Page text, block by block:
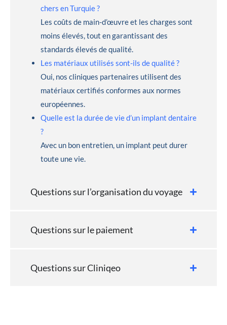
chers en Turquie ?
Les coûts de main-d’œuvre et les charges sont
moins élevés, tout en garantissant des
standards élevés de qualité.
Les matériaux utilisés sont-ils de qualité ?
Oui, nos cliniques partenaires utilisent des
matériaux certifiés conformes aux normes
européennes.
Quelle est la durée de vie d’un implant dentaire
?
Avec un bon entretien, un implant peut durer
toute une vie.
Questions sur l’organisation du voyage
Questions sur le paiement
Questions sur Cliniqeo